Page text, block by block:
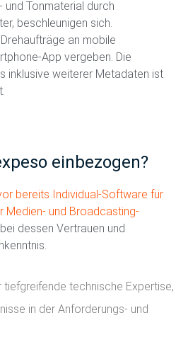
und Tonmaterial durch
beschleunigen sich.
an mobile
App vergeben. Die
inklusive weiterer Metadaten ist
einbezogen?
bereits Individual-Software für
Medien- und Broadcasting-
dessen Vertrauen und
technische Expertise,
in der Anforderungs- und